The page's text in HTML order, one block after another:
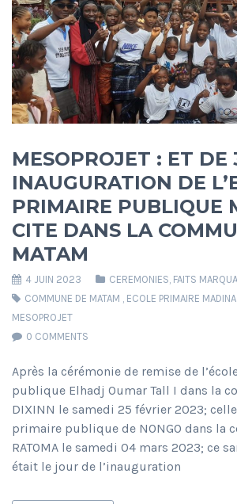
MESOPROJET : ET DE
INAUGURATION DE
PRIMAIRE PUBLIQUE
CITE DANS LA
MATAM
4 JUIN 2023 CEREMONIES, FAITS
COMMUNE DE MATAM , ECOLE PRIMAIRE
MESOPROJET
0 COMMENTS
Après la cérémonie de remise de
publique Elhadj Oumar Tall I dans la
DIXINN le samedi 25 février 2023;
primaire publique de NONGO dans la
RATOMA le samedi 04 mars 2023; ce
était le jour de l’inauguration